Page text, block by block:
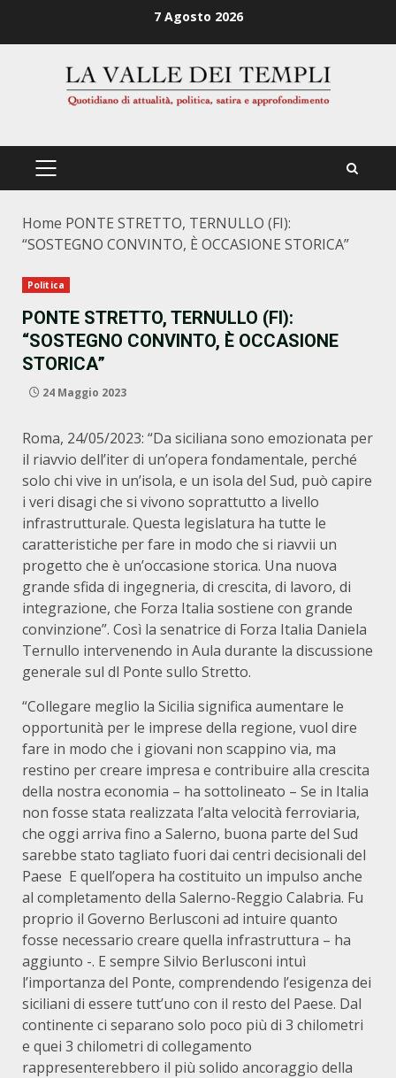
7 Agosto 2026
PRIMÄRES
Home PONTE STRETTO, TERNULLO (FI):
“SOSTEGNO CONVINTO, È OCCASIONE STORICA”
Politica
PONTE STRETTO, TERNULLO (FI):
“SOSTEGNO CONVINTO, È OCCASIONE
STORICA”
24 Maggio 2023
Roma, 24/05/2023: “Da siciliana sono emozionata per
il riavvio dell’iter di un’opera fondamentale, perché
solo chi vive in un’isola, e un isola del Sud, può capire
i veri disagi che si vivono soprattutto a livello
infrastrutturale. Questa legislatura ha tutte le
caratteristiche per fare in modo che si riavvii un
progetto che è un’occasione storica. Una nuova
grande sfida di ingegneria, di crescita, di lavoro, di
integrazione, che Forza Italia sostiene con grande
convinzione”. Così la senatrice di Forza Italia Daniela
Ternullo intervenendo in Aula durante la discussione
generale sul dl Ponte sullo Stretto.
“Collegare meglio la Sicilia significa aumentare le
opportunità per le imprese della regione, vuol dire
fare in modo che i giovani non scappino via, ma
restino per creare impresa e contribuire alla crescita
della nostra economia – ha sottolineato – Se in Italia
non fosse stata realizzata l’alta velocità ferroviaria,
che oggi arriva fino a Salerno, buona parte del Sud
sarebbe stato tagliato fuori dai centri decisionali del
Paese E quell’opera ha costituito un impulso anche
al completamento della Salerno-Reggio Calabria. Fu
proprio il Governo Berlusconi ad intuire quanto
fosse necessario creare quella infrastruttura – ha
aggiunto -. E sempre Silvio Berlusconi intuì
l’importanza del Ponte, comprendendo l’esigenza dei
siciliani di essere tutt’uno con il resto del Paese. Dal
continente ci separano solo poco più di 3 chilometri
e quei 3 chilometri di collegamento
rappresenterebbero il più solido ancoraggio della